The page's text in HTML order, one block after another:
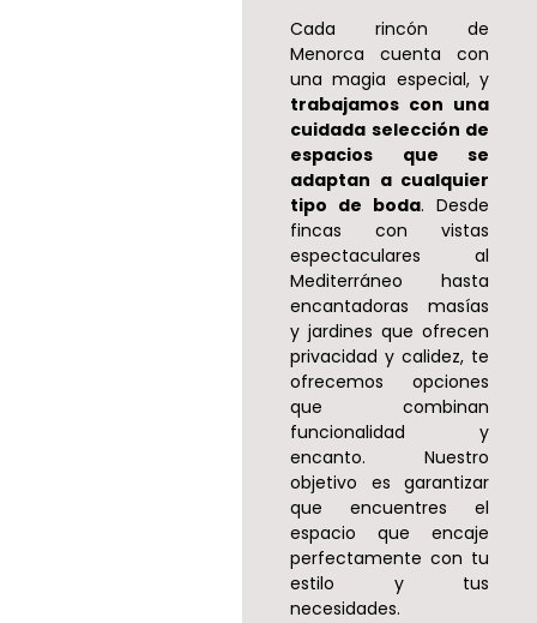
Cada rincón de
Menorca cuenta con
una magia especial, y
trabajamos con una
cuidada selección de
espacios que se
adaptan a cualquier
tipo de boda. Desde
fincas con vistas
espectaculares al
Mediterráneo hasta
encantadoras masías
y jardines que ofrecen
privacidad y calidez, te
ofrecemos opciones
que combinan
funcionalidad y
encanto. Nuestro
objetivo es garantizar
que encuentres el
espacio que encaje
perfectamente con tu
estilo y tus
necesidades.